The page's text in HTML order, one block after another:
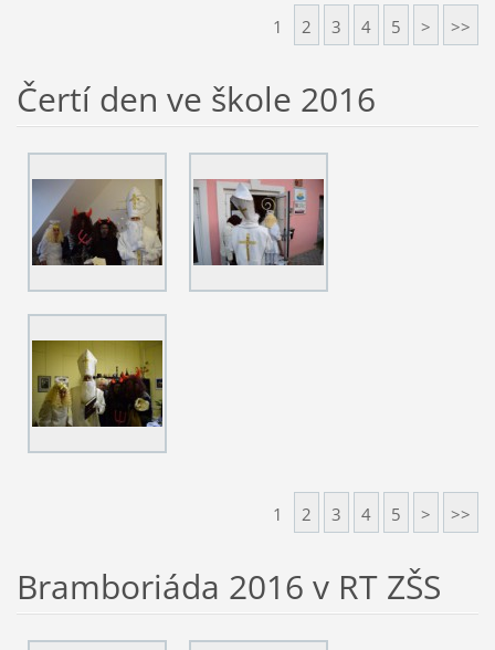
1 2 3 4 5 > >>
Čertí den ve škole 2016
1 2 3 4 5 > >>
Bramboriáda 2016 v RT ZŠS